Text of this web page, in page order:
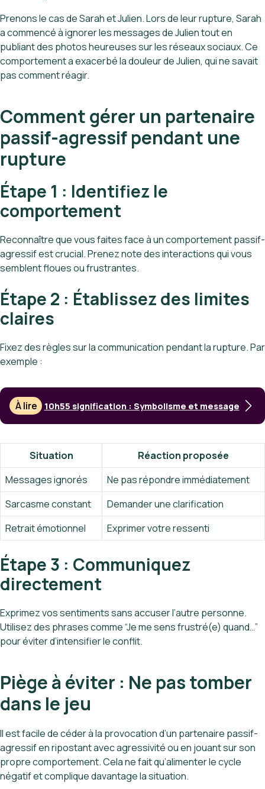
Prenons le cas de Sarah et Julien. Lors de leur rupture, Sarah
a commencé à ignorer les messages de Julien tout en
publiant des photos heureuses sur les réseaux sociaux. Ce
comportement a exacerbé la douleur de Julien, qui ne savait
pas comment réagir.
Comment gérer un partenaire
passif-agressif pendant une
rupture
Étape 1 : Identifiez le
comportement
Reconnaître que vous faites face à un comportement passif-
agressif est crucial. Prenez note des interactions qui vous
semblent floues ou frustrantes.
Étape 2 : Établissez des limites
claires
Fixez des règles sur la communication pendant la rupture. Par
exemple :
À lire 10h55 signification : Symbolisme et message
Situation
Réaction proposée
Messages ignorés
Ne pas répondre immédiatement
Sarcasme constant
Demander une clarification
Retrait émotionnel
Exprimer votre ressenti
Étape 3 : Communiquez
directement
Exprimez vos sentiments sans accuser l’autre personne.
Utilisez des phrases comme “Je me sens frustré(e) quand…”
pour éviter d’intensifier le conflit.
Piège à éviter : Ne pas tomber
dans le jeu
Il est facile de céder à la provocation d’un partenaire passif-
agressif en ripostant avec agressivité ou en jouant sur son
propre comportement. Cela ne fait qu’alimenter le cycle
négatif et complique davantage la situation.